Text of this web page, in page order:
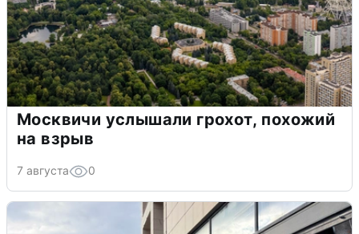
Москвичи услышали грохот, похожий
на взрыв
7 августа 0